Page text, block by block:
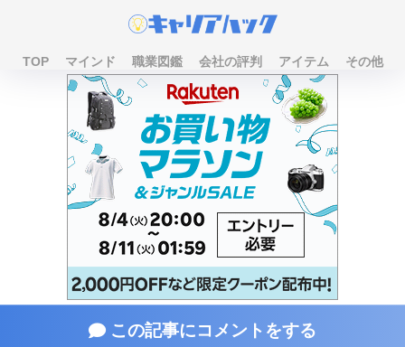
TOP マインド 職業図鑑 会社の評判 アイテム その他
この記事にコメントをする